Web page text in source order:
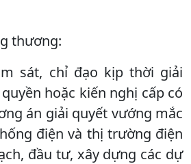
thương:
sát, chỉ đạo kịp thời giải
hoặc kiến nghị cấp có
án giải quyết vướng mắc
điện và thị trường điện
đầu tư, xây dựng các dự